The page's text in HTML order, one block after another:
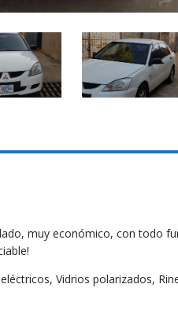
muy económico, con todo
Vidrios polarizados,